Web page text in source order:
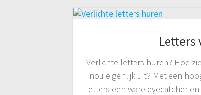
Letters
Verlichte letters huren? Hoe
nou eigenlijk uit? Met een
letters een ware eyecatcher